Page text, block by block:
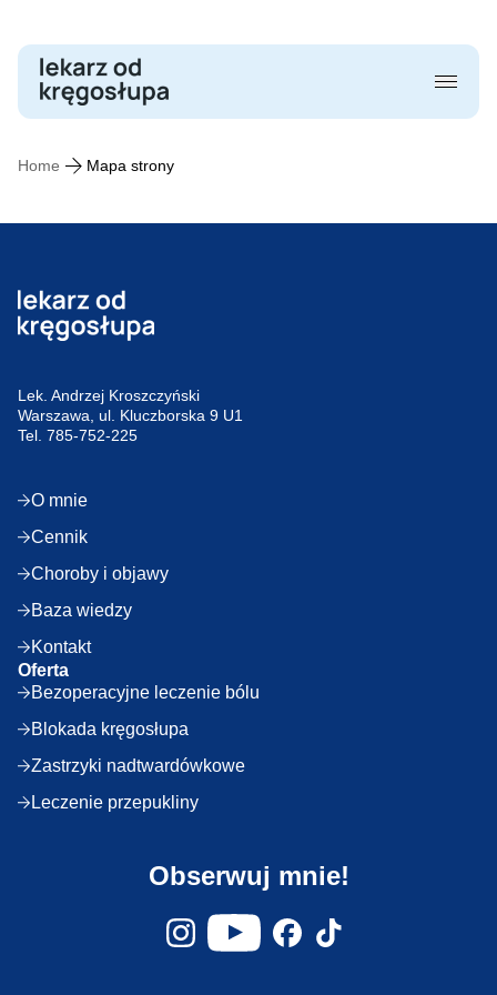
Skip
content
Home Mapa strony
Lek. Andrzej Kroszczyński
Warszawa, ul. Kluczborska 9 U1
Tel. 785-752-225
O mnie
Cennik
Choroby i objawy
Baza wiedzy
Kontakt
Oferta
Bezoperacyjne leczenie bólu
Blokada kręgosłupa
Zastrzyki nadtwardówkowe
Leczenie przepukliny
Obserwuj mnie!